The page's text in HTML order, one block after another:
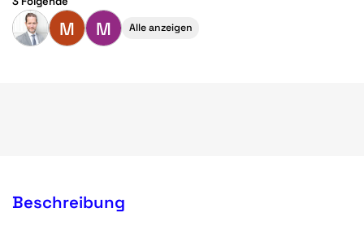
M M Alle anzeigen
Beschreibung